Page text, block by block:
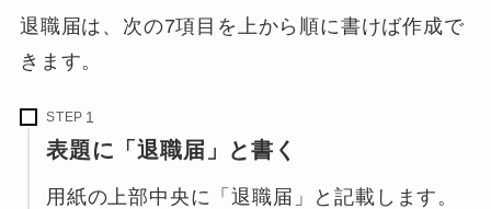
退職届は、次の7項目を上から順に書けば作成で
きます。
STEP
表題に「退職届」と書く
用紙の上部中央に「退職届」と記載します。